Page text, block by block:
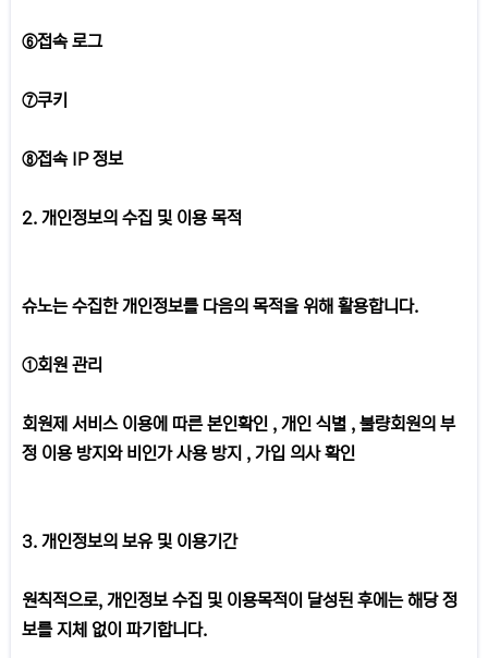
⑥접속 로그
⑦쿠키
⑧접속 IP 정보
2. 개인정보의 수집 및 이용 목적
슈노는 수집한 개인정보를 다음의 목적을 위해 활용합니다.
①회원 관리
회원제 서비스 이용에 따른 본인확인 , 개인 식별 , 불량회원의 부
정 이용 방지와 비인가 사용 방지 , 가입 의사 확인
3. 개인정보의 보유 및 이용기간
원칙적으로, 개인정보 수집 및 이용목적이 달성된 후에는 해당 정
보를 지체 없이 파기합니다.